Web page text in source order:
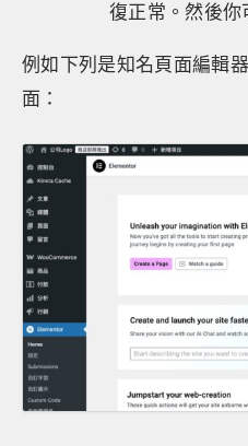
復正常。然後你
例如下列是知名頁面編輯
面：